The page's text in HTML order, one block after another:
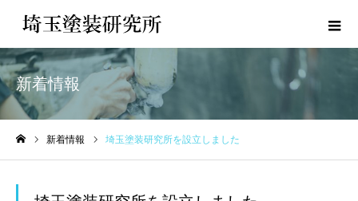
新着情報
新着情報 埼玉塗装研究所を設立しました